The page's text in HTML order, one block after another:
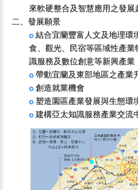
來軟硬整合及智慧應用之發展
二、發展願景
結合宜蘭豐富人文及地理環
食、觀光、民宿等區域性產業
識服務及數位創意等新興產業
帶動宜蘭及東部地區之產業
創造就業機會
塑造園區產業發展與生態環
建構亞太知識服務產業交流